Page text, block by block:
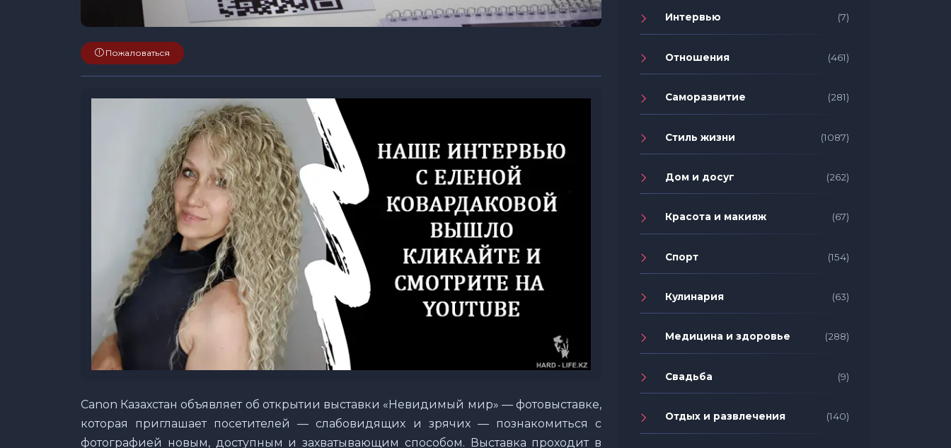
Пожаловаться
Canon Казахстан объявляет об открытии выставки «Невидимый мир» — фотовыставке,
которая приглашает посетителей — слабовидящих и зрячих — познакомиться с
фотографией новым, доступным и захватывающим способом. Выставка проходит в
Интервью (7)
Отношения (461)
Саморазвитие (281)
Стиль жизни (1087)
Дом и досуг (262)
Красота и макияж (67)
Спорт (154)
Кулинария (63)
Медицина и здоровье (288)
Свадьба (9)
Отдых и развлечения (140)